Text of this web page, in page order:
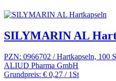
SILYMARIN AL
PZN: 0966702 / Hartkapseln, 100
ALIUD Pharma GmbH
Grundpreis: € 0,27 / 1St